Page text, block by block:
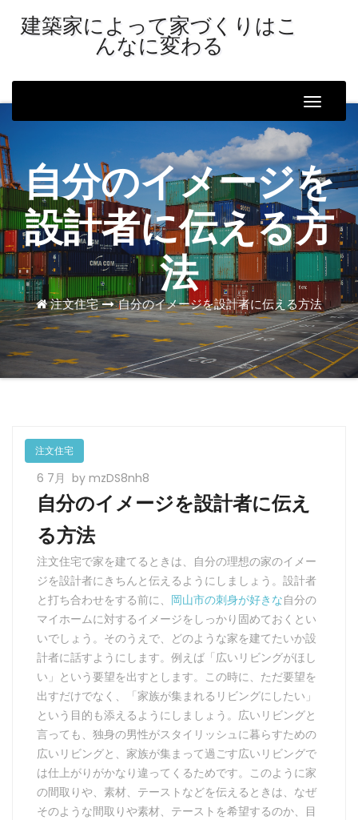
建築家によって家づくりはこ
んなに変わる
Toggle
自分のイメージを
設計者に伝える方
法
注文住宅 自分のイメージを設計者に伝える方法
注文住宅
6 7月 by mzDS8nh8
自分のイメージを設計者に伝え
る方法
注文住宅で家を建てるときは、自分の理想の家のイメー
ジを設計者にきちんと伝えるようにしましょう。設計者
と打ち合わせをする前に、 岡山市の刺身が好きな自分の
マイホームに対するイメージをしっかり固めておくとい
いでしょう。そのうえで、どのような家を建てたいか設
計者に話すようにします。例えば「広いリビングがほし
い」という要望を出すとします。この時に、ただ要望を
出すだけでなく、「家族が集まれるリビングにしたい」
という目的も添えるようにしましょう。広いリビングと
言っても、独身の男性がスタイリッシュに暮らすための
広いリビングと、家族が集まって過ごす広いリビングで
は仕上がりがかなり違ってくるためです。このように家
の間取りや、素材、テーストなどを伝えるときは、なぜ
そのような間取りや素材、テーストを希望するのか、目